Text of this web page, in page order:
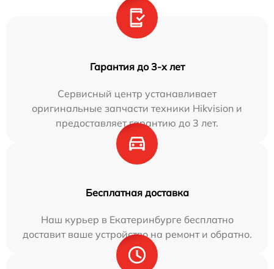
Гарантия до 3-х лет
Сервисный центр устанавливает
оригинальные запчасти техники Hikvision и
предоставляет гарантию до 3 лет.
Бесплатная доставка
Наш курьер в Екатеринбурге бесплатно
доставит ваше устройство на ремонт и обратно.